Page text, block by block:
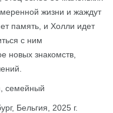
жизни и жаждут
память, и Холли идет
с ним
новых знакомств,
семейный
Бельгия, 2025 г.